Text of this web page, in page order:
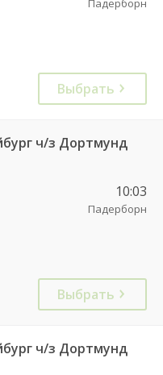
Падерборн
Выбрать
ч/з Дортмунд
10:03
Падерборн
Выбрать
ч/з Дортмунд